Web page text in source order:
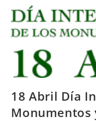
18 Abril Día
Monumentos